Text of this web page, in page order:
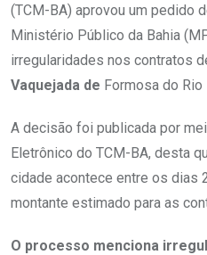
(TCM-BA) aprovou um pedido
Ministério Público da Bahia
irregularidades nos contratos
Vaquejada de Formosa do
A decisão foi publicada por
Eletrônico do TCM-BA, desta
cidade acontece entre os dias
montante estimado para as
O processo menciona